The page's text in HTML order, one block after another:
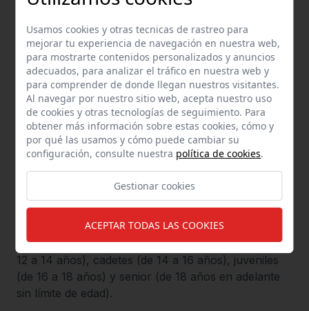
En este pabellón se encuentran las siguientes
entidades:
Club Deportivo Alcalá de Guadaíra Fútbol Sala,
equipo senior de 20 integrantes.
Gimnasia Rítmica Guadaíra, que tiene grupos de
ya que tiene unos 150 integrantes aproximadamente.
Club Voleibol Cervantes Guadaíra con unos 200
integrantes divididos en grupos de benjamines (de 8
a 10 años), alevines (de 10 a 12 años), infantiles (de
12 a 14 años), cadetes (de 14 a 16 años), juveniles
(de 16 a 18 años) y senior (de 18 años en adelante
sin límite de edad).
Usamos cookies y otras tecnicas de rastreo para
mejorar tu experiencia de navegación en nuestra web,
para mostrarte contenidos personalizados y anuncios
adecuados, para analizar el tráfico en nuestra web y
para comprender de donde llegan nuestros visitantes.
Al navegar por nuestro sitio web, acepta nuestro uso
de cookies y otras tecnologías de seguimiento. Para
obtener más información sobre estas cookies, cómo y
por qué las usamos y cómo puede cambiar su
configuración, consulte nuestra política de cookies.
Gestionar cookies
ACEPTAR TODAS LAS COOKIES